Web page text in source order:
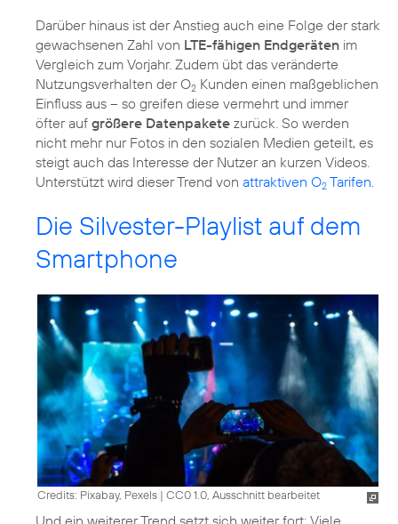
Darüber hinaus ist der Anstieg auch eine Folge der stark
gewachsenen Zahl von LTE-fähigen Endgeräten im
Vergleich zum Vorjahr. Zudem übt das veränderte
Nutzungsverhalten der O2 Kunden einen maßgeblichen
Einfluss aus – so greifen diese vermehrt und immer
öfter auf größere Datenpakete zurück. So werden
nicht mehr nur Fotos in den sozialen Medien geteilt, es
steigt auch das Interesse der Nutzer an kurzen Videos.
Unterstützt wird dieser Trend von attraktiven O2 Tarifen
Die Silvester-Playlist auf dem
Smartphone
Credits: Pixabay, Pexels | CC0 1.0, Ausschnitt bearbeitet